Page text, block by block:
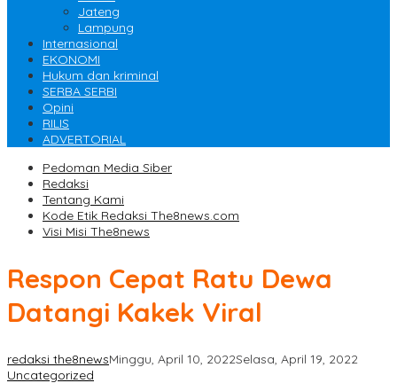
Jateng
Lampung
Internasional
EKONOMI
Hukum dan kriminal
SERBA SERBI
Opini
RILIS
ADVERTORIAL
Pedoman Media Siber
Redaksi
Tentang Kami
Kode Etik Redaksi The8news.com
Visi Misi The8news
Respon Cepat Ratu Dewa
Datangi Kakek Viral
redaksi the8newsMinggu, April 10, 2022Selasa, April 19, 2022
Uncategorized